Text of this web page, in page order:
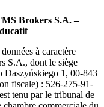
Brokers S.A. –
à caractère
S.A., dont le siège
Daszyńskiego 1, 00-843
fiscale) : 526-275-91-
tenu par le tribunal de